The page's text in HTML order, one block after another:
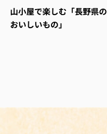
山小屋で楽しむ「長野県の
おいしいもの」